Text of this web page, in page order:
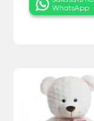
WhatsApp